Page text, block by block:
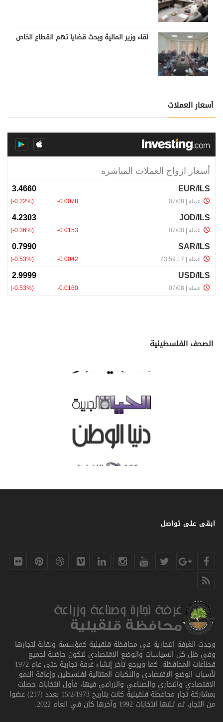
لقاء وزير المالية وبحث قضايا تهم القطاع الخاص
أسعار العملات
الصحف الفلسطينية
ابقى على تواصل
وجدت الغرفة التجارية في محافظة قلقيلية كمؤسسة ونقابة لتجارها
وفي ظل كل السياسات والوضع الاقتصادي لتكون حاضنة لجميع
قطاعات المحافظة. كما ويرجع تأخر إنشاء غرفة تجارية حتى عام 1972
لأسباب الوضع الاقتصادي والنكبات المتتالية لفلسطين وإعاقة النمو
الاقتصادي والتجاري والصناعي والزراعي فيها، فأول انتخابات حصلت
بمشاركة تجار محافظة قلقيلية كانت بتاريخ 15/2/1973 بعدد (217) عضوا
من التجار، ثم تلتها انتخابات 1992 وآخرها كان في العام 2022.